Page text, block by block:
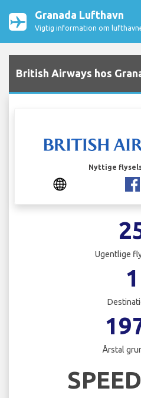
Granada Lufthavn
Vigtig information om
British Airways hos
Nyttige
Ugentlige
1
Årstal